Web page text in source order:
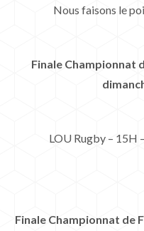
Nous faisons le
Finale Championnat
LOU Rugby – 15H
Finale Championnat de